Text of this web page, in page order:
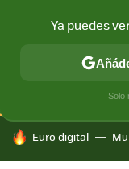
CONECTIVIDAD
HOY SE HABLA DE
Euro digital
Ya puedes
Solo